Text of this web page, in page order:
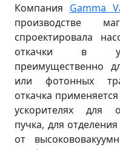
Компания Gamma
производстве
спроектировала
откачки в
преимущественно
или фотонных
откачка
ускорителях для
пучка, для
от